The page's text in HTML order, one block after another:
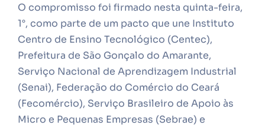
O compromisso foi firmado nesta quinta-feira,
1°, como parte de um pacto que une Instituto
Centro de Ensino Tecnológico (Centec),
Prefeitura de São Gonçalo do Amarante,
Serviço Nacional de Aprendizagem Industrial
(Senai), Federação do Comércio do Ceará
(Fecomércio), Serviço Brasileiro de Apoio às
Micro e Pequenas Empresas (Sebrae) e